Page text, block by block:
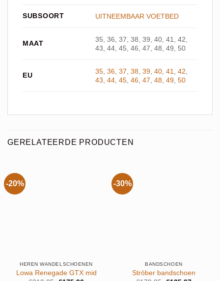
SUBSOORT UITNEEMBAAR VOETBED
MAAT
35, 36, 37, 38, 39, 40, 41, 42,
43, 44, 45, 46, 47, 48, 49, 50
EU 35 ,36 ,37 ,38 ,39 ,40 ,41 ,42
43 ,44 ,45 ,46 ,47 ,48 ,49 ,50
GERELATEERDE PRODUCTEN
-20%
HEREN WANDELSCHOENEN
Lowa Renegade GTX mid
-30%
BANDSCHOEN
Ströber bandschoen